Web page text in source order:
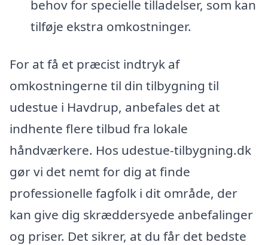
behov for specielle tilladelser, som kan
tilføje ekstra omkostninger.
For at få et præcist indtryk af
omkostningerne til din tilbygning til
udestue i Havdrup, anbefales det at
indhente flere tilbud fra lokale
håndværkere. Hos udestue-tilbygning.dk
gør vi det nemt for dig at finde
professionelle fagfolk i dit område, der
kan give dig skræddersyede anbefalinger
og priser. Det sikrer, at du får det bedste